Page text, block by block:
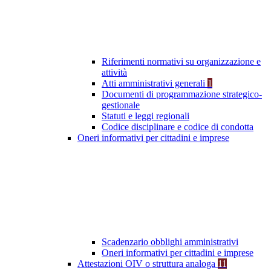
Riferimenti normativi su organizzazione e
attività
Atti amministrativi generali 1
Documenti di programmazione strategico-
gestionale
Statuti e leggi regionali
Codice disciplinare e codice di condotta
Oneri informativi per cittadini e imprese
Scadenzario obblighi amministrativi
Oneri informativi per cittadini e imprese
Attestazioni OIV o struttura analoga 11